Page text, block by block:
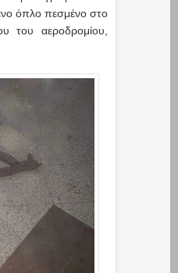
όπλο πεσμένο στο
του αεροδρομίου,